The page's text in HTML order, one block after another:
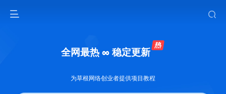
全网最热 ∞ 稳定更新
为草根网络创业者提供项目教程